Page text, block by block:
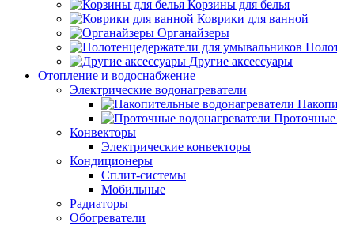
Корзины для белья
Коврики для ванной
Органайзеры
Другие аксессуары
Отопление и водоснабжение
Электрические водонагреватели
Проточные
Конвекторы
Электрические конвекторы
Кондиционеры
Сплит-системы
Мобильные
Радиаторы
Обогреватели